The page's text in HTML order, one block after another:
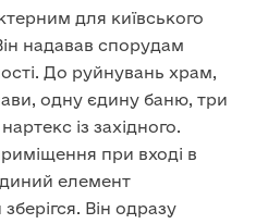
для київського
надавав спорудам
До руйнувань храм,
одну єдину баню, три
із західного.
при вході в
елемент
Він одразу